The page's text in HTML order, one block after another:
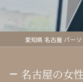
名古屋の女